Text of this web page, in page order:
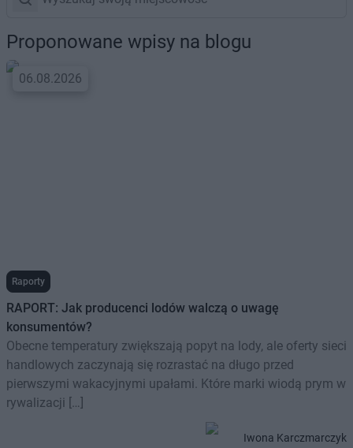
Proponowane wpisy na blogu
06.08.2026
Raporty
RAPORT: Jak producenci lodów walczą o uwagę
konsumentów?
Obecne temperatury zwiększają popyt na lody, ale oferty sieci
handlowych zaczynają się rozrastać na długo przed
pierwszymi wakacyjnymi upałami. Które marki wiodą prym w
rywalizacji […]
Iwona Karczmarczyk